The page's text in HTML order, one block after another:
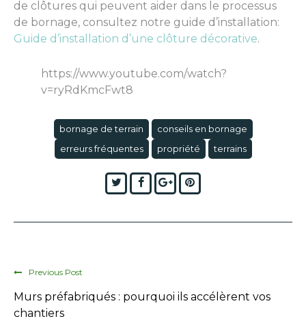
de clôtures qui peuvent aider dans le processus
de bornage, consultez notre guide d’installation:
Guide d’installation d’une clôture décorative.
https://www.youtube.com/watch?
v=ryRdKmcFwt8
bornage de terrain
conseils en bornage
erreurs fréquentes
propriété terrains
TwitterFacebook
Google+Pinterest
Previous Post
Murs préfabriqués : pourquoi ils accélèrent vos
chantiers